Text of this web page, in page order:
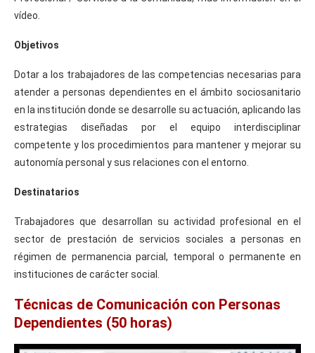
vídeo.
Objetivos
Dotar a los trabajadores de las competencias necesarias para
atender a personas dependientes en el ámbito sociosanitario
en la institución donde se desarrolle su actuación, aplicando las
estrategias diseñadas por el equipo interdisciplinar
competente y los procedimientos para mantener y mejorar su
autonomía personal y sus relaciones con el entorno.
Destinatarios
Trabajadores que desarrollan su actividad profesional en el
sector de prestación de servicios sociales a personas en
régimen de permanencia parcial, temporal o permanente en
instituciones de carácter social.
Técnicas de Comunicación con Personas
Dependientes (50 horas)